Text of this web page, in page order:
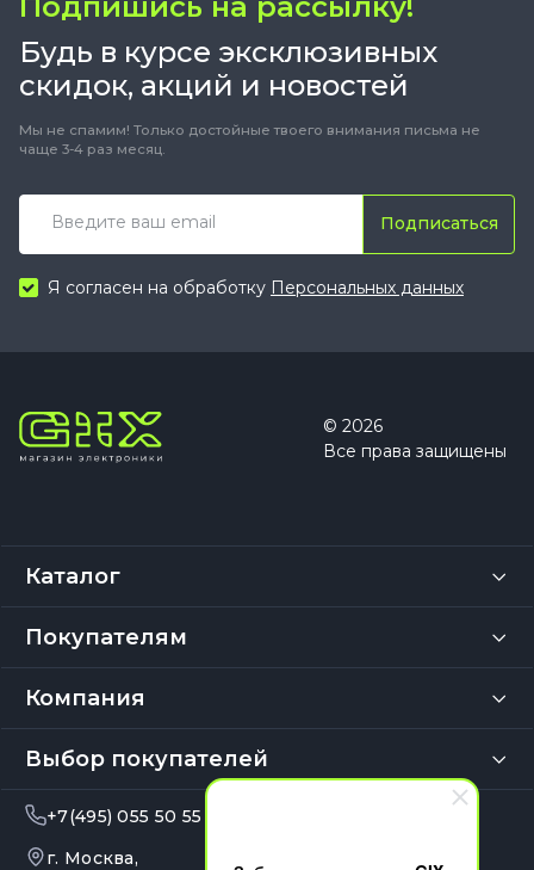
Будь в курсе эксклюзивных
скидок, акций и новостей
Мы не спамим! Только достойные твоего внимания письма не
чаще 3-4 раз месяц.
Подписаться
Я согласен на обработку Персональных данных
© 2026
Все права защищены
Каталог
Покупателям
Компания
Выбор покупателей
+7(495) 055 50 55
г. Москва,